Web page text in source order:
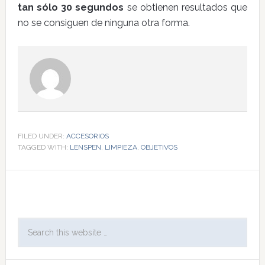
tan sólo 30 segundos se obtienen resultados que
no se consiguen de ninguna otra forma.
FILED UNDER: ACCESORIOS
TAGGED WITH: LENSPEN, LIMPIEZA, OBJETIVOS